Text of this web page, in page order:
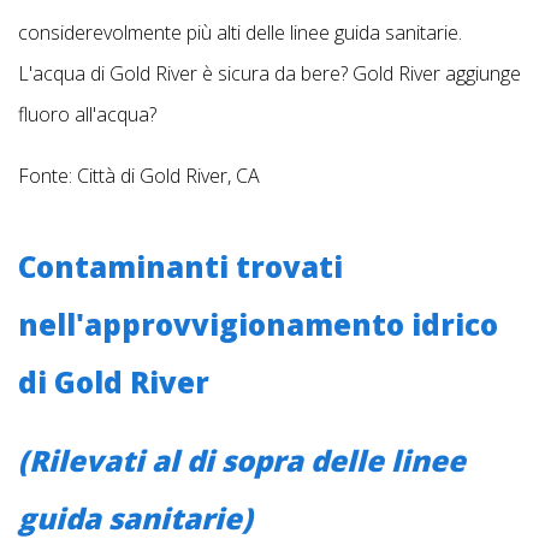
considerevolmente più alti delle linee guida sanitarie.
L'acqua di Gold River è sicura da bere? Gold River aggiunge
fluoro all'acqua?
Fonte: Città di Gold River, CA
Contaminanti trovati
nell'approvvigionamento idrico
di Gold River
(Rilevati al di sopra delle linee
guida sanitarie)